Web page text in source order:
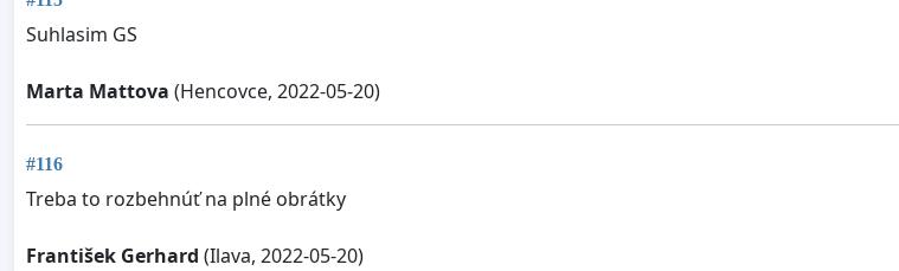
Suhlasim GS
Marta Mattova (Hencovce, 2022-05-20)
#116
Treba to rozbehnúť na plné obrátky
František Gerhard (Ilava, 2022-05-20)